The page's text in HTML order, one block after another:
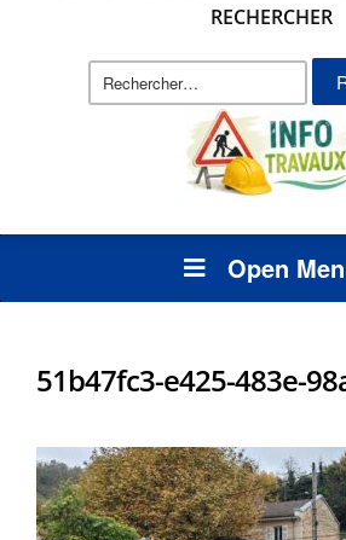
RECHERCHER
Rechercher :
Open
51b47fc3-e425-483e-